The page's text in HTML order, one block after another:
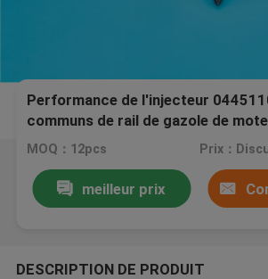
Performance de l'injecteur
communs de rail de gazole de
haute
MOQ：12pcs Prix：
meilleur prix
DESCRIPTION DE PRODUIT